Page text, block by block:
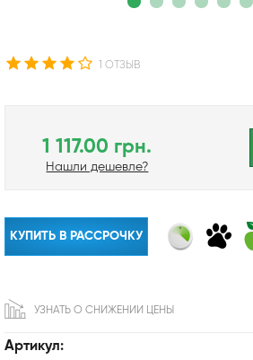
1 ОТЗЫВ
Артикул:
1 117.00 грн.
Нашли дешевле?
КУПИТЬ В РАССРОЧКУ
УЗНАТЬ О СНИЖЕНИИ ЦЕНЫ